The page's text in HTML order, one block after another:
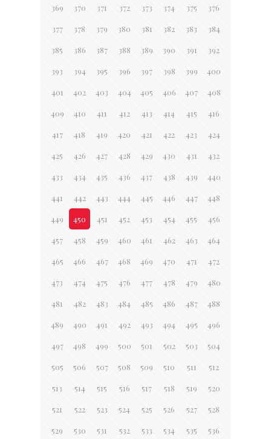
369 370 371 372 373 374 375 376
377 378 379 380 381 382 383 384
385 386 387 388 389 390 391 392
393 394 395 396 397 398 399 400
401 402 403 404 405 406 407 408
409 410 411 412 413 414 415 416
417 418 419 420 421 422 423 424
425 426 427 428 429 430 431 432
433 434 435 436 437 438 439 440
441 442 443 444 445 446 447 448
449 450 451 452 453 454 455 456
457 458 459 460 461 462 463 464
465 466 467 468 469 470 471 472
473 474 475 476 477 478 479 480
481 482 483 484 485 486 487 488
489 490 491 492 493 494 495 496
497 498 499 500 501 502 503 504
505 506 507 508 509 510 511 512
513 514 515 516 517 518 519 520
521 522 523 524 525 526 527 528
529 530 531 532 533 534 535 536